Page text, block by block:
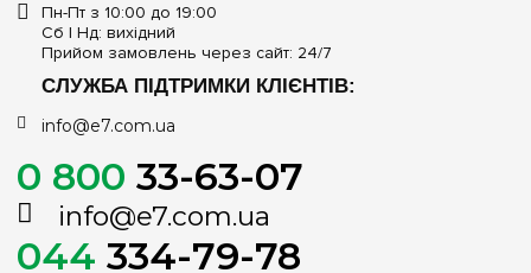
Пн-Пт з 10:00 до 19:00
Сб | Нд: вихідний
Прийом замовлень через сайт: 24/7
СЛУЖБА ПІДТРИМКИ КЛІЄНТІВ:
info@e7.com.ua
0 800 33-63-07
info@e7.com.ua
044 334-79-78